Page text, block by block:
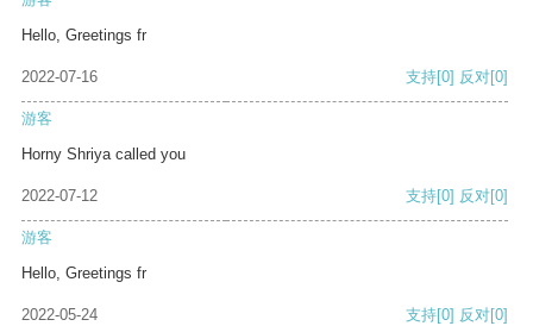
Hello, Greetings fr
2022-07-16 支持[0] 反对[0]
游客
Horny Shriya called you
2022-07-12 支持[0] 反对[0]
游客
Hello, Greetings fr
2022-05-24 支持[0] 反对[0]